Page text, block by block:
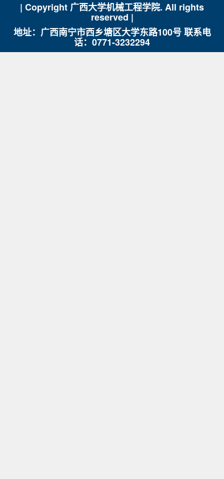
| Copyright 广西大学机械工程学院. All rights
reserved |
地址：广西南宁市西乡塘区大学东路100号 联系电
话：0771-3232294